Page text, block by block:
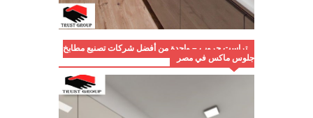
تراست جروب – واحدة من أفضل شركات تصنيع مطابخ
جلوس ماكس في مصر